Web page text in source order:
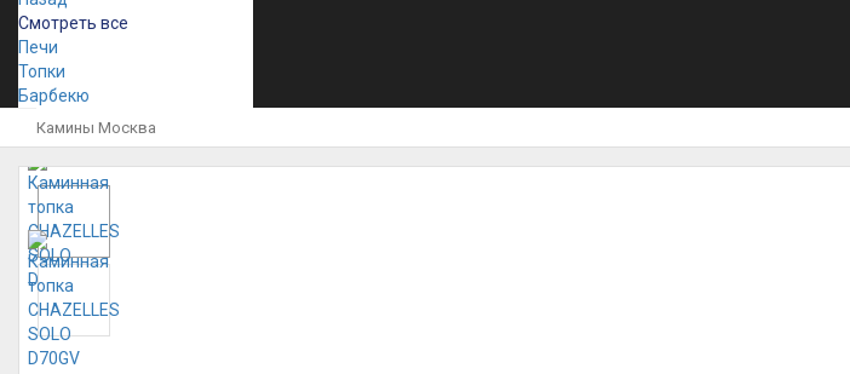
Смотреть все
Печи
Топки
Барбекю
Камины Москва